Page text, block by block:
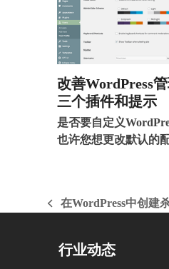
改善WordPress
三个插件和提示
是否要自定义
也许您想更改默认的
上
篇
在WordPress中创建
行业动态